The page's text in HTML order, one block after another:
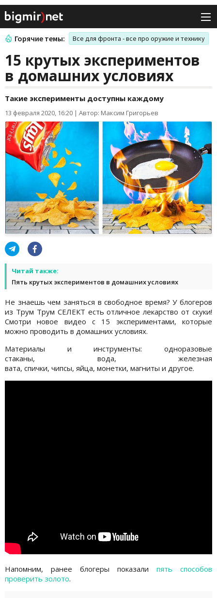
Горячие темы: Все для фронта - все про оружие и технику
15 крутых экспериментов
в домашних условиях
Такие эксперименты доступны каждому
13 февраля 2020, 16:20 | Автор: Максим Григорьев
Читай также:
Пять крутых экспериментов в домашних условиях
Не знаешь чем заняться в свободное время? У блогеров
из Трум Трум СЕЛЕКТ есть отличное лекарство от скуки!
Смотри новое видео с 15 экспериментами, которые
можно проводить в домашних условиях.
Материалы и инструменты: одноразовые
стаканы, вода, железная
вата, спички, чипсы, яйца, монетки, магниты и другое.
Напомним, ранее блогеры показали пять способов
проверить золото.